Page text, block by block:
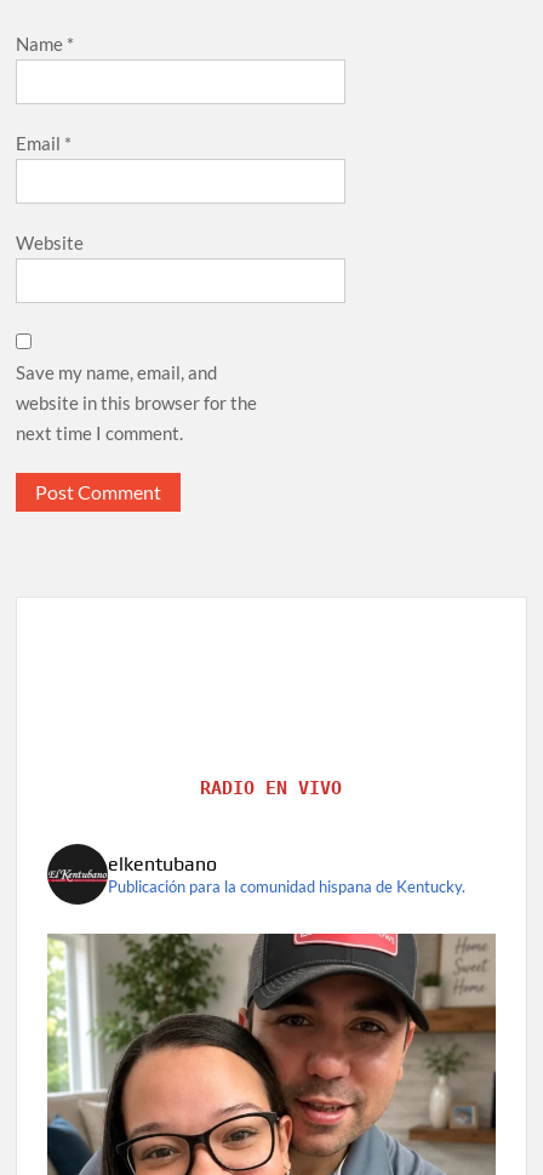
Name *
Email *
Website
Save my name, email, and
website in this browser for the
next time I comment.
RADIO EN VIVO
elkentubano
Publicación para la comunidad hispana de Kentucky.